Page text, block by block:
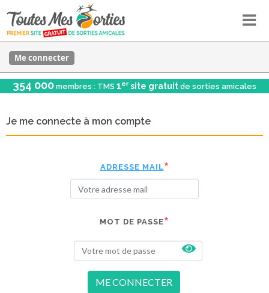
Me connecter
354 000 membres : TMS 1er site gratuit de sorties amicales
Je me connecte à mon compte
ADRESSE MAIL
MOT DE PASSE
ME CONNECTER